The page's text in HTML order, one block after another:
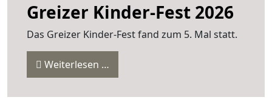
Greizer Kinder-Fest 2026
Das Greizer Kinder-Fest fand zum 5. Mal statt.
Weiterlesen …